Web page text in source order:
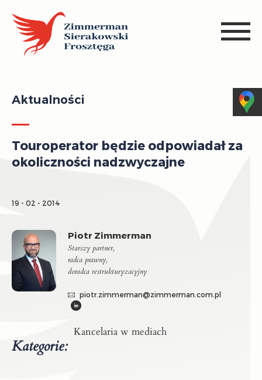
Aktualności
Touroperator będzie odpowiadał za
okoliczności nadzwyczajne
19 - 02 - 2014
Piotr Zimmerman
Starszy partner,
radca prawny,
doradca restrukturyzacyjny
piotr.zimmerman@zimmerman.com.pl
Kategorie:
Kancelaria w mediach